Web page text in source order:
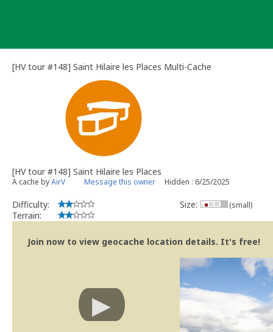
[HV tour #148] Saint Hilaire les Places Multi-Cache
[HV tour #148] Saint Hilaire les Places
A cache byAirV Message this owner Hidden : 6/25/2025
Difficulty:
Terrain:
Size: (small)
Join now to view geocache location details. It's free!